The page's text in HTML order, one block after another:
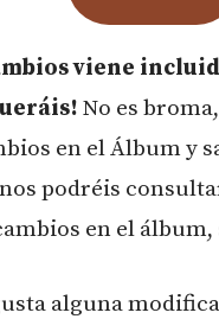
viene
No es
en el Álbum y
podréis
en el
alguna